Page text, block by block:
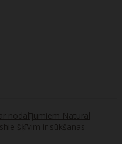
nodalījumiem Natural
šķīvim ir sūkšanas